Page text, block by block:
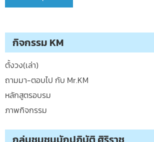
กิจกรรม KM
ตั้งวง(เล่า)
ถามมา-ตอบไป กับ Mr.KM
หลักสูตรอบรม
ภาพกิจกรรม